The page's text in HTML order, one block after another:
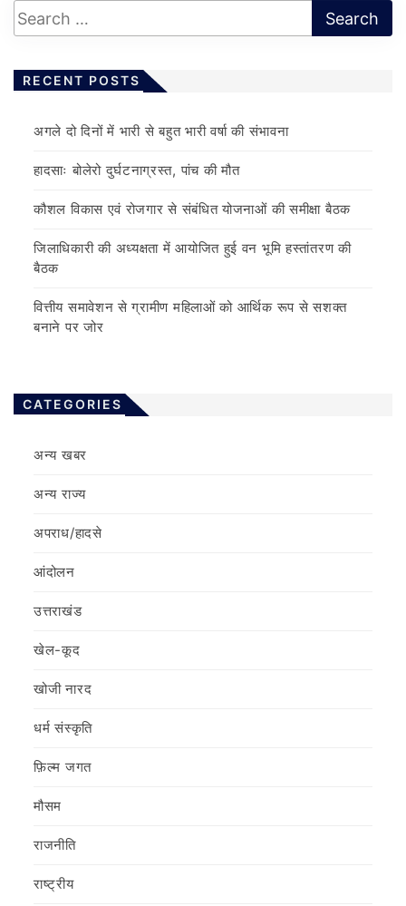
RECENT POSTS
अगले दो दिनों में भारी से बहुत भारी वर्षा की संभावना
हादसाः बोलेरो दुर्घटनाग्रस्त, पांच की मौत
कौशल विकास एवं रोजगार से संबंधित योजनाओं की समीक्षा बैठक
जिलाधिकारी की अध्यक्षता में आयोजित हुई वन भूमि हस्तांतरण की
बैठक
वित्तीय समावेशन से ग्रामीण महिलाओं को आर्थिक रूप से सशक्त
बनाने पर जोर
CATEGORIES
अन्य खबर
अन्य राज्य
अपराध/हादसे
आंदोलन
उत्तराखंड
खेल-कूद
खोजी नारद
धर्म संस्कृति
फ़िल्‍म जगत
मौसम
राजनीति
राष्ट्रीय